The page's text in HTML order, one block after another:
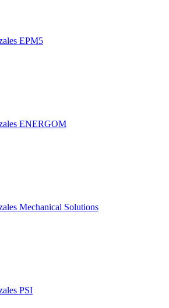
EPM5
ENERGOM
Mechanical Solutions
PSI